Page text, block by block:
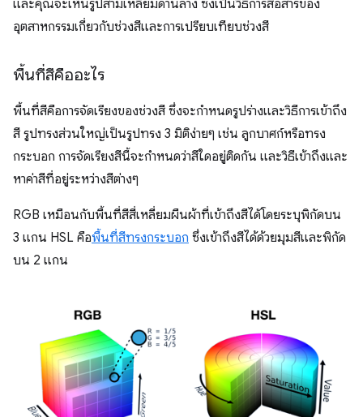
และคุณจะเห็นรูปสามเหลี่ยมด้านล่าง ซึ่งเป็นวิธีการสื่อสารของ
อุตสาหกรรมเกี่ยวกับช่วงสีและการเปรียบเทียบช่วงสี
พื้นที่สีคืออะไร
พื้นที่สีคือการจัดเรียงของช่วงสี ซึ่งจะกำหนดรูปร่างและวิธีการเข้าถึง
สี รูปทรงส่วนใหญ่เป็นรูปทรง 3 มิติง่ายๆ เช่น ลูกบาศก์หรือทรง
กระบอก การจัดเรียงสีนี้จะกำหนดว่าสีใดอยู่ติดกัน และวิธีเข้าถึงและ
หาค่าสีที่อยู่ระหว่างสีต่างๆ
RGB เหมือนกับพื้นที่สีสี่เหลี่ยมผืนผ้าที่เข้าถึงสีได้โดยระบุพิกัดบน
3 แกน HSL คือพื้นที่สีทรงกระบอก ซึ่งเข้าถึงสีได้ด้วยมุมสีและพิกัด
บน 2 แกน